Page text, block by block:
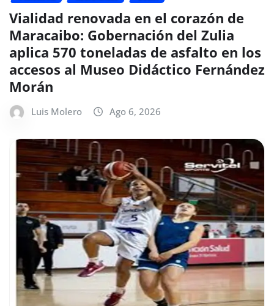
Vialidad renovada en el corazón de
Maracaibo: Gobernación del Zulia
aplica 570 toneladas de asfalto en los
accesos al Museo Didáctico Fernández
Morán
Luis Molero Ago 6, 2026